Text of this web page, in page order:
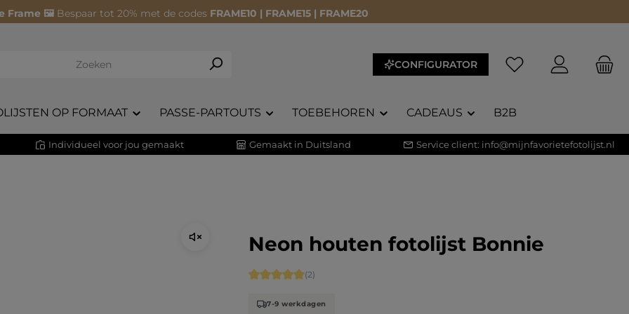
Frame 🖼️ Bespaar tot 20% met de codes FRAME10 | FRAME15 | FRAME20
CONFIGURATOR
OP FORMAAT PASSE-PARTOUTS TOEBEHOREN CADEAUS B2B
Individueel voor jou gemaakt Gemaakt in Duitsland Service client: info@mijnfavorietefotolijst.nl
Neon houten fotolijst Bonnie
Gemiddelde waardering van 5 van 5 sterren
(2)
7-9 werkdagen